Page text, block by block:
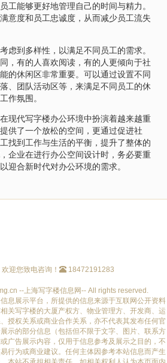
工能够更好地管理自己的时间与精力。
意度和员工忠诚度，从而减少员工流失
虑到多样性，以满足不同员工的需求。
，有的人喜欢阅读，有的人更倾向于社
的休闲区非常重要。可以通过设置不同
、团队活动区等，来满足不同员工的休
作氛围。
现代写字楼办公环境中扮演着越来越重
供了一个放松的空间，更通过促进社
找到工作与生活的平衡，提升了整体的
企业在进行办公空间设计时，务必要重
迎合新时代对办公环境的需求。
迎您致电咨询！ 18472191283
--上海写字楼信息网-- All rights reserved.
息展示平台，所提供的信息来源于互联网公开资料
关写字楼的大厦产权方、物业管理方、开发商、运
授权关系或商业合作关系，亦不代表其发布任何官
示的部分信息（包括但不限于文字、图片、联系方
广告展示内容，仅用于信息参考及展示之目的，不
行为或商业建议。任何主体因参考本站信息而产生